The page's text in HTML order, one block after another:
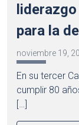
para la
noviembre 19,
En su tercer
cumplir 80
[…]